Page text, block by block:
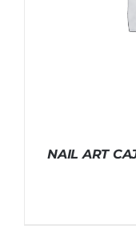
NAIL ART